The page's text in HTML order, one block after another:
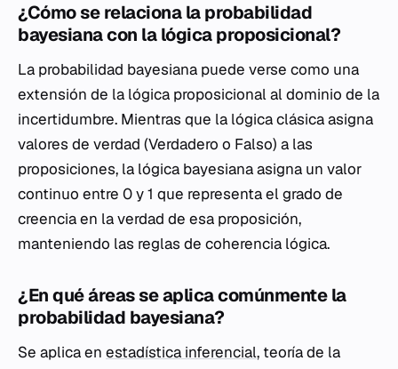
¿Cómo se relaciona la probabilidad
bayesiana con la lógica proposicional?
La probabilidad bayesiana puede verse como una
extensión de la lógica proposicional al dominio de la
incertidumbre. Mientras que la lógica clásica asigna
valores de verdad (Verdadero o Falso) a las
proposiciones, la lógica bayesiana asigna un valor
continuo entre 0 y 1 que representa el grado de
creencia en la verdad de esa proposición,
manteniendo las reglas de coherencia lógica.
¿En qué áreas se aplica comúnmente la
probabilidad bayesiana?
Se aplica en estadística inferencial, teoría de la